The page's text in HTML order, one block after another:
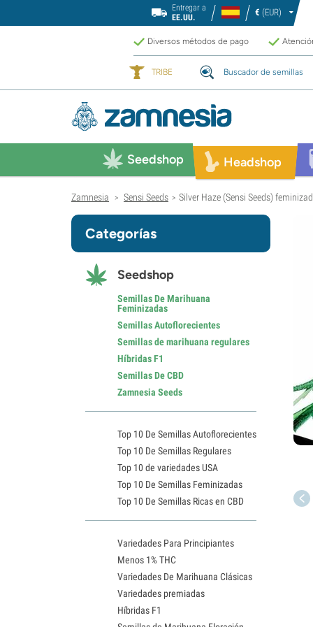
Entregar a
EE.UU.
€ (EUR)
Diversos métodos de pago
TRIBE Buscador de semillas
Seedshop Headshop
Zamnesia > Sensi Seeds > Silver Haze (Sensi Seeds)
Categorías
Seedshop
Semillas De Marihuana
Feminizadas
Semillas Autoflorecientes
Semillas de marihuana regulares
Híbridas F1
Semillas De CBD
Zamnesia Seeds
Top 10 De Semillas Autoflorecientes
Top 10 De Semillas Regulares
Top 10 de variedades USA
Top 10 De Semillas Feminizadas
Top 10 De Semillas Ricas en CBD
Variedades Para Principiantes
Menos 1% THC
Variedades De Marihuana Clásicas
Variedades premiadas
Híbridas F1